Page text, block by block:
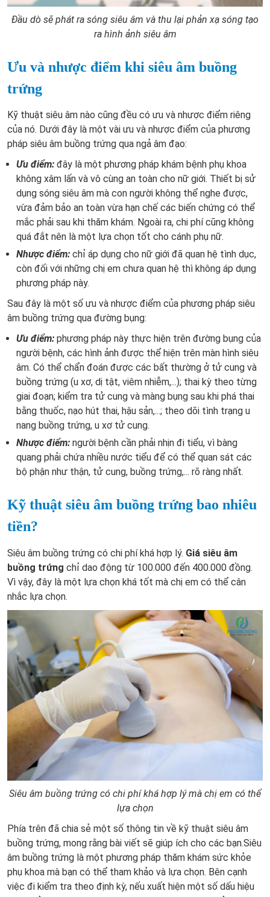
Đầu dò sẽ phát ra sóng siêu âm và thu lại phản xạ sóng tạo
ra hình ảnh siêu âm
Ưu và nhược điểm khi siêu âm buồng
trứng
Kỹ thuật siêu âm nào cũng đều có ưu và nhược điểm riêng
của nó. Dưới đây là một vài ưu và nhược điểm của phương
pháp siêu âm buồng trứng qua ngả âm đạo:
Ưu điểm: đây là một phương pháp khám bệnh phụ khoa
không xâm lấn và vô cùng an toàn cho nữ giới. Thiết bị sử
dụng sóng siêu âm mà con người không thể nghe được,
vừa đảm bảo an toàn vừa hạn chế các biến chứng có thể
mắc phải sau khi thăm khám. Ngoài ra, chi phí cũng không
quá đắt nên là một lựa chọn tốt cho cánh phụ nữ.
Nhược điểm: chỉ áp dụng cho nữ giới đã quan hệ tình dục,
còn đối với những chị em chưa quan hệ thì không áp dụng
phương pháp này.
Sau đây là một số ưu và nhược điểm của phương pháp siêu
âm buồng trứng qua đường bụng:
Ưu điểm: phương pháp này thực hiện trên đường bụng của
người bệnh, các hình ảnh được thể hiện trên màn hình siêu
âm. Có thể chẩn đoán được các bất thường ở tử cung và
buồng trứng (u xơ, dị tật, viêm nhiễm,...); thai kỳ theo từng
giai đoạn; kiểm tra tử cung và màng bụng sau khi phá thai
bằng thuốc, nạo hút thai, hậu sản,...; theo dõi tình trạng u
nang buồng trứng, u xơ tử cung.
Nhược điểm: người bệnh cần phải nhịn đi tiểu, vì bàng
quang phải chứa nhiều nước tiểu để có thể quan sát các
bộ phận như thận, tử cung, buồng trứng,... rõ ràng nhất.
Kỹ thuật siêu âm buồng trứng bao nhiêu
tiền?
Siêu âm buồng trứng có chi phí khá hợp lý. Giá siêu âm
buồng trứng chỉ dao động từ 100.000 đến 400.000 đồng.
Vì vậy, đây là một lựa chọn khá tốt mà chị em có thể cân
nhắc lựa chọn.
Siêu âm buồng trứng có chi phí khá hợp lý mà chị em có thể
lựa chọn
Phía trên đã chia sẻ một số thông tin về kỹ thuật siêu âm
buồng trứng, mong rằng bài viết sẽ giúp ích cho các bạn.Siêu
âm buồng trứng là một phương pháp thăm khám sức khỏe
phụ khoa mà bạn có thể tham khảo và lựa chọn. Bên cạnh
việc đi kiểm tra theo định kỳ, nếu xuất hiện một số dấu hiệu